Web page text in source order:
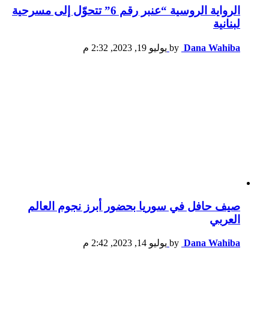
الرواية الروسية “عنبر رقم 6” تتحوّل إلى مسرحية
لبنانية
by Dana Wahiba يوليو 19, 2023, 2:32 م
صيف حافل في سوريا بحضور أبرز نجوم العالم
العربي
by Dana Wahiba يوليو 14, 2023, 2:42 م